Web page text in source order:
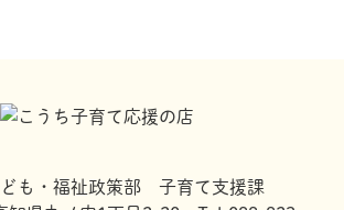
も・福祉政策部 子育て支援課